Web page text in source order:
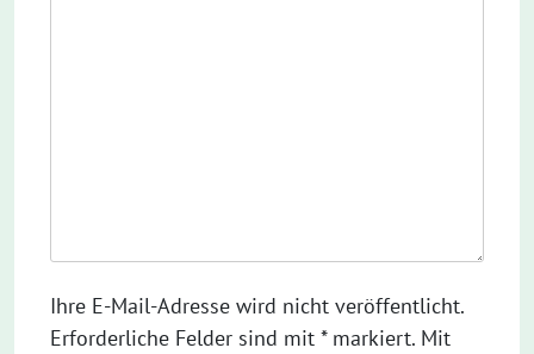
Ihre E-Mail-Adresse wird nicht veröffentlicht.
Erforderliche Felder sind mit * markiert. Mit